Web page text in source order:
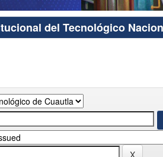
del Tecnológico